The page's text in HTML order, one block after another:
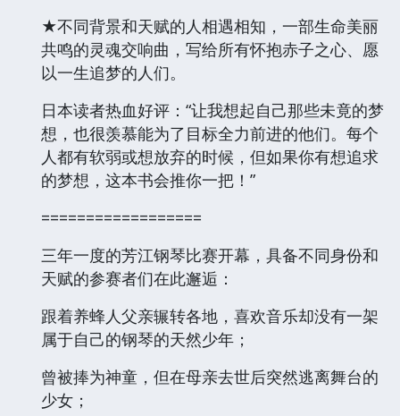
★不同背景和天赋的人相遇相知，一部生命美丽
共鸣的灵魂交响曲，写给所有怀抱赤子之心、愿
以一生追梦的人们。
日本读者热血好评：“让我想起自己那些未竟的梦
想，也很羡慕能为了目标全力前进的他们。每个
人都有软弱或想放弃的时候，但如果你有想追求
的梦想，这本书会推你一把！”
==================
三年一度的芳江钢琴比赛开幕，具备不同身份和
天赋的参赛者们在此邂逅：
跟着养蜂人父亲辗转各地，喜欢音乐却没有一架
属于自己的钢琴的天然少年；
曾被捧为神童，但在母亲去世后突然逃离舞台的
少女；